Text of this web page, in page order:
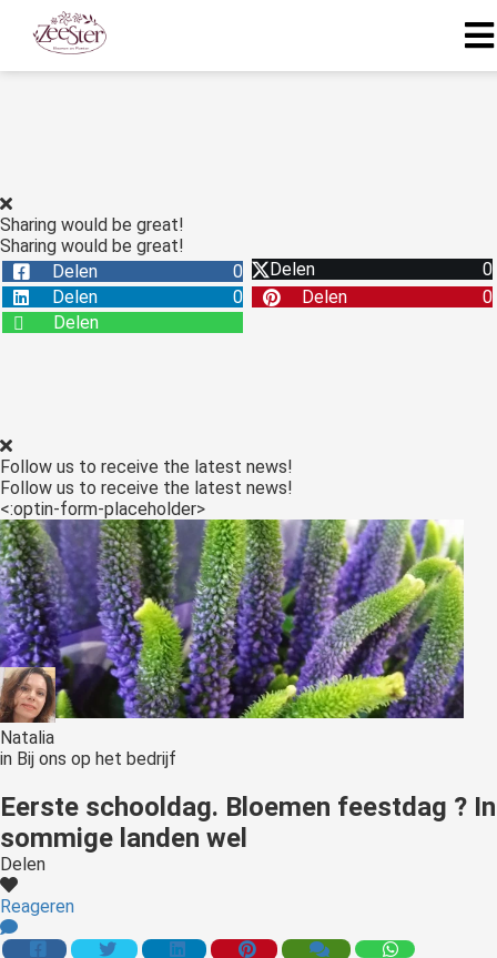
Sharing would be great!
Sharing would be great!
Delen
0 Delen
0
Delen
0 Delen
0
Delen
Follow us to receive the latest news!
Follow us to receive the latest news!
<:optin-form-placeholder>
Natalia
in Bij ons op het bedrijf
Eerste schooldag. Bloemen feestdag ? In
sommige landen wel
Delen
Reageren